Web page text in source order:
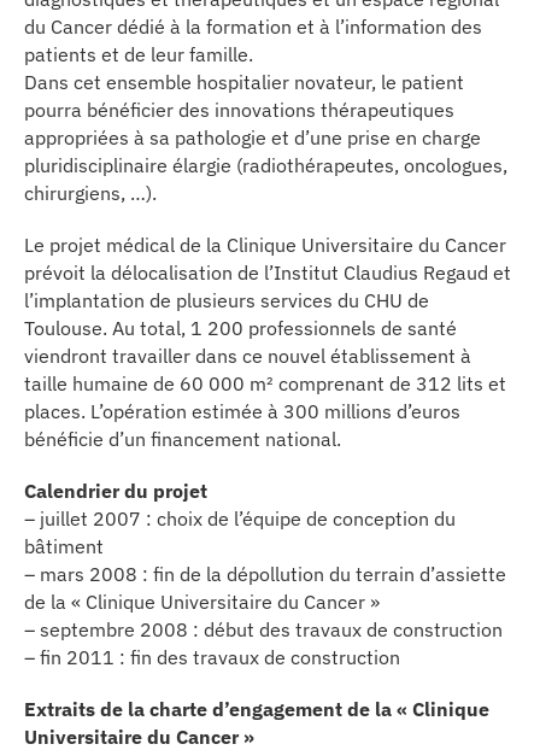
du Cancer dédié à la formation et à l’information des
patients et de leur famille.
Dans cet ensemble hospitalier novateur, le patient
pourra bénéficier des innovations thérapeutiques
appropriées à sa pathologie et d’une prise en charge
pluridisciplinaire élargie (radiothérapeutes, oncologues,
chirurgiens, …).
Le projet médical de la Clinique Universitaire du Cancer
prévoit la délocalisation de l’Institut Claudius Regaud et
l’implantation de plusieurs services du CHU de
Toulouse. Au total, 1 200 professionnels de santé
viendront travailler dans ce nouvel établissement à
taille humaine de 60 000 m² comprenant de 312 lits et
places. L’opération estimée à 300 millions d’euros
bénéficie d’un financement national.
Calendrier du projet
– juillet 2007 : choix de l’équipe de conception du
bâtiment
– mars 2008 : fin de la dépollution du terrain d’assiette
de la « Clinique Universitaire du Cancer »
– septembre 2008 : début des travaux de construction
– fin 2011 : fin des travaux de construction
Extraits de la charte d’engagement de la « Clinique
Universitaire du Cancer »